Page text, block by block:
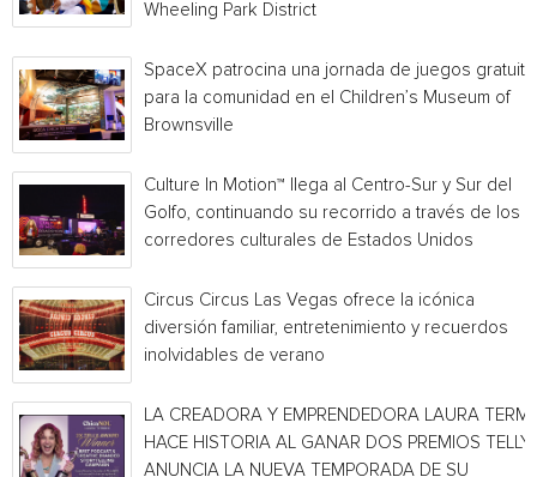
Wheeling Park District
SpaceX patrocina una jornada de juegos gratuita
para la comunidad en el Children’s Museum of
Brownsville
Culture In Motion™ llega al Centro-Sur y Sur del
Golfo, continuando su recorrido a través de los
corredores culturales de Estados Unidos
Circus Circus Las Vegas ofrece la icónica
diversión familiar, entretenimiento y recuerdos
inolvidables de verano
LA CREADORA Y EMPRENDEDORA LAURA
HACE HISTORIA AL GANAR DOS PREMIOS TELLY
ANUNCIA LA NUEVA TEMPORADA DE SU